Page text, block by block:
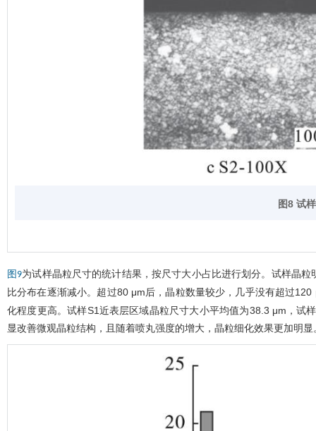
图8 试样
图9为试样晶粒尺寸的统计结果，按尺寸大小占比进行划分。试样晶
比分布在逐渐减小。超过80 μm后，晶粒数量较少，几乎没有超过
化程度更高。试样S1近表层区域晶粒尺寸大小平均值为38.3 μm，试
显改善微观晶粒结构，且随着喷丸强度的增大，晶粒细化效果更加明显